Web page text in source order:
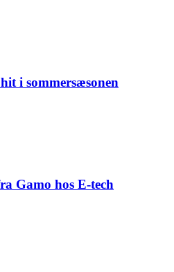
i sommersæsonen
Gamo hos E-tech